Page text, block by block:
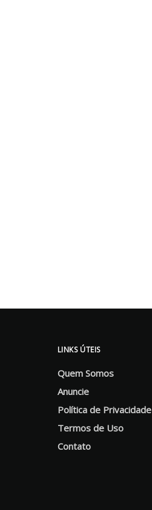
LINKS ÚTEIS
Quem Somos
Anuncie
Política de Privacidade
Termos de Uso
Contato